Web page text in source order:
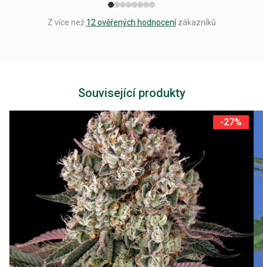
Z více než 12 ověřených hodnocenízákazníků
Související produkty
-27%